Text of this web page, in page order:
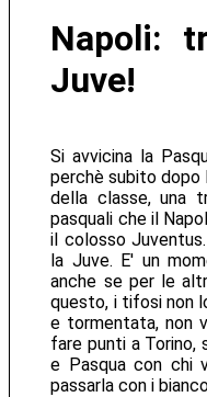
Napoli:
Juve!
Si avvicina la
perchè subito dopo
della classe, una
pasquali che il
il colosso
la Juve. E' un
anche se per le
questo, i tifosi non
e tormentata, non
fare punti a Torino,
e Pasqua con chi
passarla con i